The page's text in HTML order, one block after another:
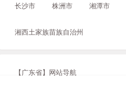
长沙市 株洲市 湘潭市
湘西土家族苗族自治州
【广东省】网站导航